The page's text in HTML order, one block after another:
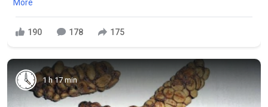
More
190 178 175
1 h 17 min